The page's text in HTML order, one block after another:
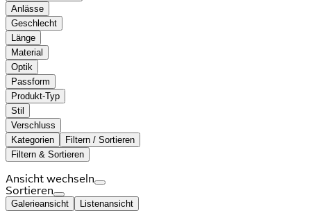
Anlässe
Geschlecht
Länge
Material
Optik
Passform
Produkt-Typ
Stil
Verschluss
Kategorien
Filtern / Sortieren
Filtern & Sortieren
Ansicht wechseln
Sortieren
Galerieansicht Listenansicht